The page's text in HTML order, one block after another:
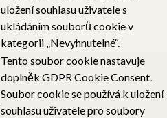
uložení souhlasu uživatele s
ukládáním souborů cookie v
kategorii „Nevyhnutelné“.
Tento soubor cookie nastavuje
doplněk GDPR Cookie Consent.
Soubor cookie se používá k uložení
souhlasu uživatele pro soubory